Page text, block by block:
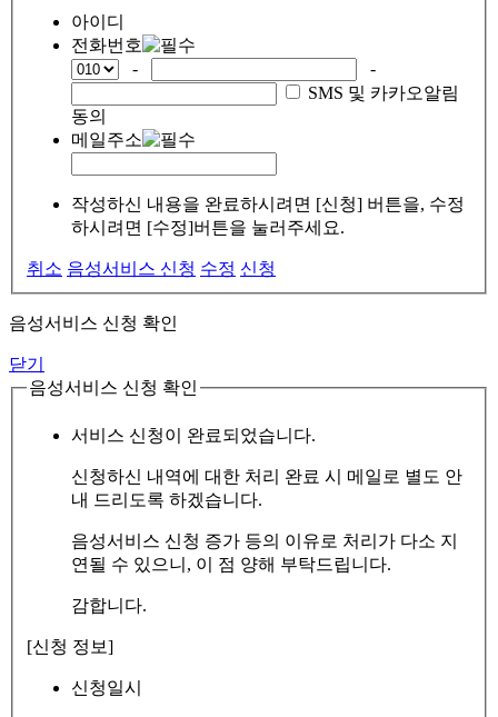
아이디
전화번호
-
-
SMS 및 카카오알림
동의
메일주소
작성하신 내용을 완료하시려면 [신청] 버튼을, 수정
하시려면 [수정]버튼을 눌러주세요.
취소 음성서비스 신청 수정 신청
음성서비스 신청 확인
닫기
음성서비스 신청 확인
서비스 신청이 완료되었습니다.
신청하신 내역에 대한 처리 완료 시 메일로 별도 안
내 드리도록 하겠습니다.
음성서비스 신청 증가 등의 이유로 처리가 다소 지
연될 수 있으니, 이 점 양해 부탁드립니다.
감합니다.
[신청 정보]
신청일시